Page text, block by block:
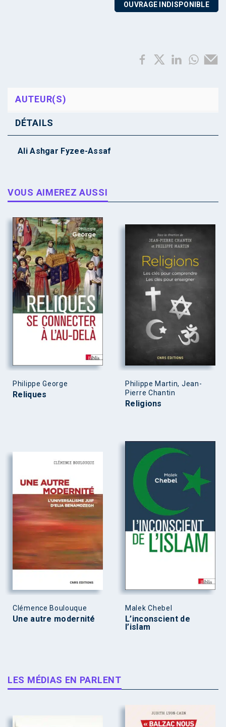
OUVRAGE INDISPONIBLE
AUTEUR(S)
DÉTAILS
Ali Ashgar Fyzee-Assaf
VOUS AIMEREZ AUSSI
Philippe George
Reliques
Philippe Martin, Jean-
Pierre Chantin
Religions
Clémence Boulouque
Une autre modernité
Malek Chebel
L’inconscient de
l’islam
LES MÉDIAS EN PARLENT